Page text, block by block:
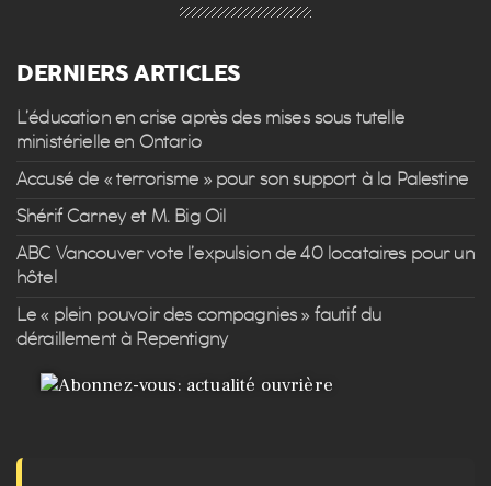
DERNIERS ARTICLES
L’éducation en crise après des mises sous tutelle
ministérielle en Ontario
Accusé de « terrorisme » pour son support à la Palestine
Shérif Carney et M. Big Oil
ABC Vancouver vote l’expulsion de 40 locataires pour un
hôtel
Le « plein pouvoir des compagnies » fautif du
déraillement à Repentigny